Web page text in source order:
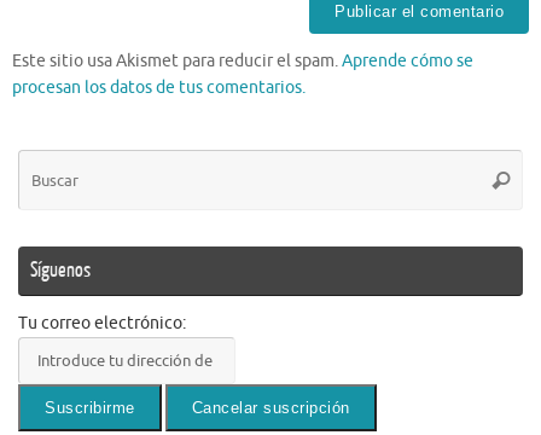
Este sitio usa Akismet para reducir el spam.Aprende cómo se
procesan los datos de tus comentarios.
Síguenos
Tu correo electrónico: